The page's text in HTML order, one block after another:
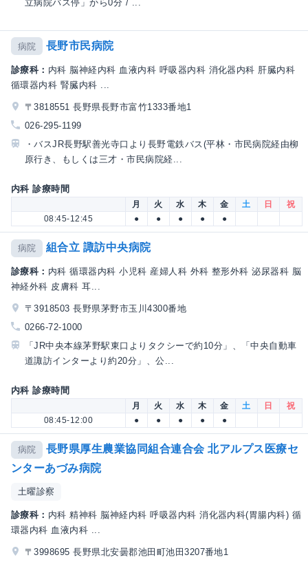
立病院バス停」から0分 / ...
病院 長野市民病院
診療科： 内科 脳神経内科 血液内科 呼吸器内科 消化器内科 肝臓内科
循環器内科 腎臓内科 ...
〒3818551 長野県長野市富竹1333番地1
026-295-1199
・バスJR長野駅善光寺口より長野電鉄バス(平林・市民病院経由柳
原行き、もしくは三才・市民病院経...
内科 診療時間
月 火 水 木 金 土 日
祝
08:45-12:45
● ● ● ● ●
病院 組合立 諏訪中央病院
診療科： 内科 循環器内科 小児科 産婦人科 外科 整形外科 泌尿器科 脳
神経外科 皮膚科 耳...
〒3918503 長野県茅野市玉川4300番地
0266-72-1000
「JR中央本線茅野駅東口よりタクシーで約10分」、「中央自動車
道諏訪インターより約20分」、公...
内科 診療時間
月 火 水 木 金 土 日
祝
08:45-12:00
● ● ● ● ●
病院
長野県厚生農業協同組合連合会 北アルプス医療セ
ンターあづみ病院
土曜診察
診療科： 内科 精神科 脳神経内科 呼吸器内科 消化器内科(胃腸内科) 循
環器内科 血液内科 ...
〒3998695 長野県北安曇郡池田町池田3207番地1